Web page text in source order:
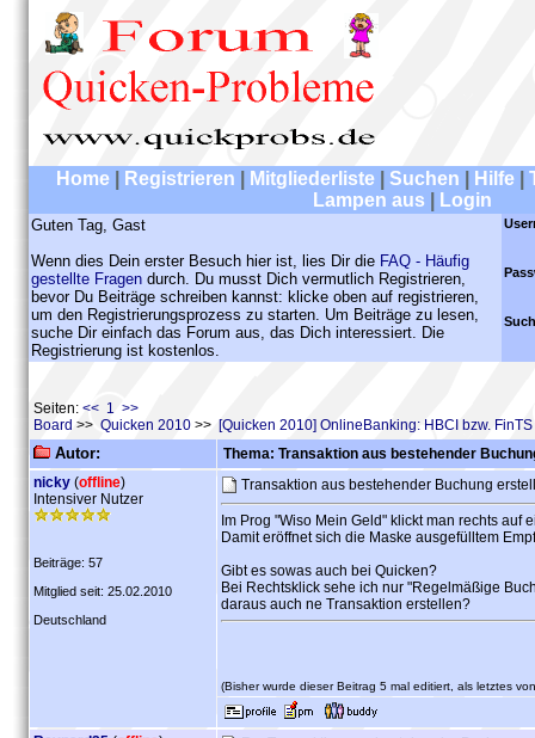
Home Registrieren Mitgliederliste Suchen Hilfe
Lampen aus
Login
Guten Tag, Gast
Wenn dies Dein erster Besuch hier ist, lies Dir die FAQ - Häufig
gestellte Fragen durch. Du musst Dich vermutlich Registrieren,
bevor Du Beiträge schreiben kannst: klicke oben auf registrieren,
um den Registrierungsprozess zu starten. Um Beiträge zu lesen,
suche Dir einfach das Forum aus, das Dich interessiert. Die
Registrierung ist kostenlos.
Seiten: << 1 >>
Board >> Quicken 2010 >> [Quicken 2010] OnlineBanking: HBCI bzw. FinTS
Autor:
Thema: Transaktion aus bestehender
nicky (offline)
Intensiver Nutzer
Beiträge: 57
Mitglied seit: 25.02.2010
Deutschland
Transaktion aus bestehender Buchung
Im Prog "Wiso Mein Geld" klickt man rechts
Damit eröffnet sich die Maske ausgefülltem
Gibt es sowas auch bei Quicken?
Bei Rechtsklick sehe ich nur "Regelmäßige
daraus auch ne Transaktion erstellen?
(Bisher wurde dieser Beitrag 5 mal editiert, als letztes